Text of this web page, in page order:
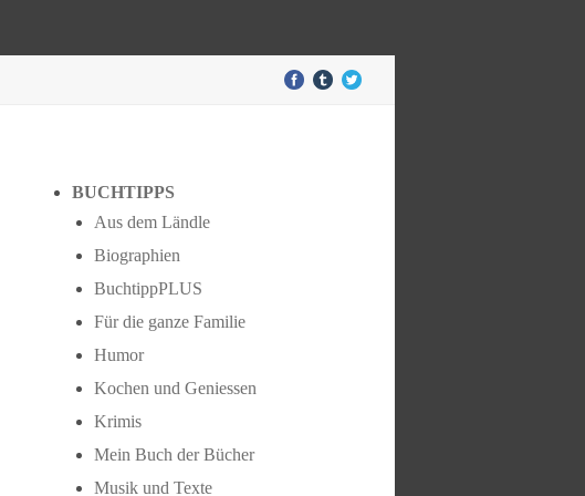
BUCHTIPPS
Aus dem Ländle
Biographien
BuchtippPLUS
Für die ganze Familie
Humor
Kochen und Geniessen
Krimis
Mein Buch der Bücher
Musik und Texte